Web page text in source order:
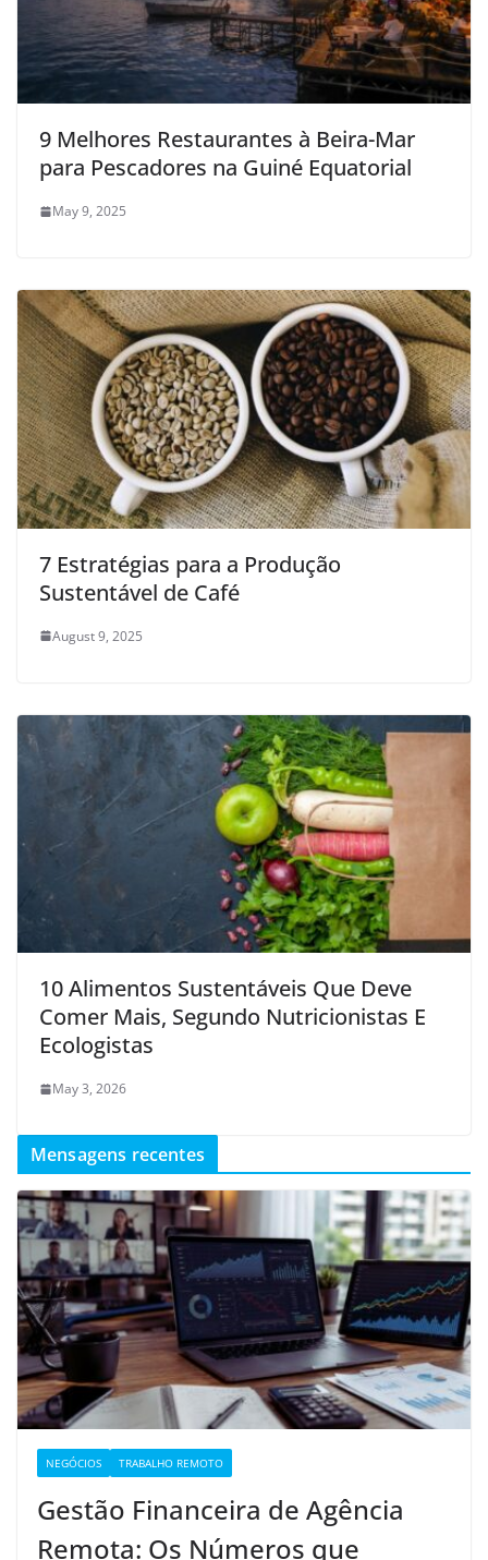
9 Melhores Restaurantes à Beira-Mar
para Pescadores na Guiné Equatorial
May 9, 2025
7 Estratégias para a Produção
Sustentável de Café
August 9, 2025
10 Alimentos Sustentáveis ​​Que Deve
Comer Mais, Segundo Nutricionistas E
Ecologistas
May 3, 2026
Mensagens recentes
NEGÓCIOS TRABALHO REMOTO
Gestão Financeira de Agência
Remota: Os Números que